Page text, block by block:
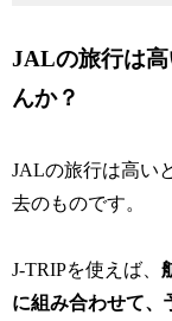
JALの旅行は
んか？
JALの旅行は高い
去のものです。
J-TRIPを使えば、
に組み合わせて、